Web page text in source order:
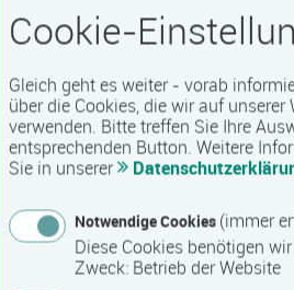
19053 Schwerin
Vollzeit
Blended
Geprüfte/r
Termin
17.08.2026 -
Ort
19053 Schwerin
Zeitmuster
Vollzeit
Lehr- und Lernform
Blended
Cookie-
Gleich geht es weiter - vorab
über die Cookies, die wir auf unserer
verwenden. Bitte treffen Sie Ihre
entsprechenden Button. Weitere
Sie in unserer
Notwendige Cookies (immer
Diese Cookies benötigen
Zweck: Betrieb der Website